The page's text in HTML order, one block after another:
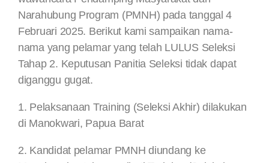
Narahubung Program (PMNH) pada tanggal 4
Februari 2025. Berikut kami sampaikan nama-
nama yang pelamar yang telah LULUS Seleksi
Tahap 2. Keputusan Panitia Seleksi tidak dapat
diganggu gugat.
1. Pelaksanaan Training (Seleksi Akhir) dilakukan
di Manokwari, Papua Barat
2. Kandidat pelamar PMNH diundang ke